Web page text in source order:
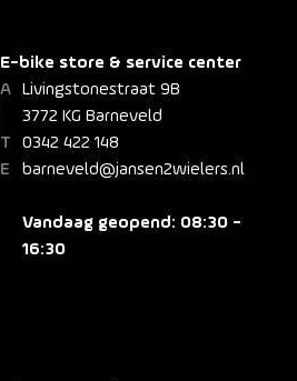
E-bike store & service center
Livingstonestraat 9B
3772 KG Barneveld
0342 422 148
barneveld@jansen2wielers.nl
Vandaag geopend: 08:30 -
16:30